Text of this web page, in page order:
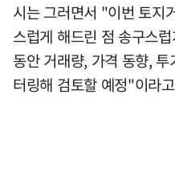
시는 그러면서 "이번 토지
스럽게 해드린 점 송구스
동안 거래량, 가격 동향,
터링해 검토할 예정"이라